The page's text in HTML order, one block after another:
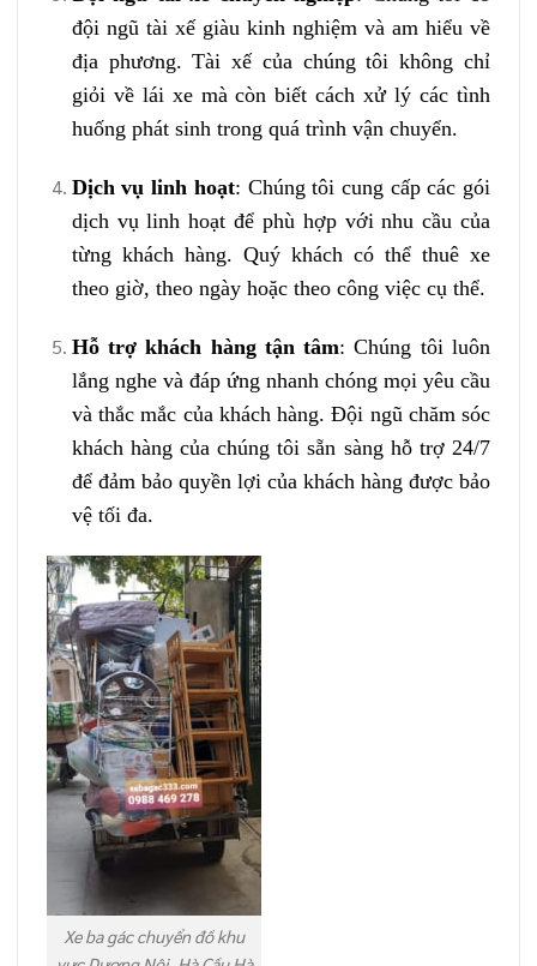
đội ngũ tài xế giàu kinh nghiệm và am hiểu về
địa phương. Tài xế của chúng tôi không chỉ
giỏi về lái xe mà còn biết cách xử lý các tình
huống phát sinh trong quá trình vận chuyển.
Dịch vụ linh hoạt: Chúng tôi cung cấp các gói
dịch vụ linh hoạt để phù hợp với nhu cầu của
từng khách hàng. Quý khách có thể thuê xe
theo giờ, theo ngày hoặc theo công việc cụ thể.
Hỗ trợ khách hàng tận tâm: Chúng tôi luôn
lắng nghe và đáp ứng nhanh chóng mọi yêu cầu
và thắc mắc của khách hàng. Đội ngũ chăm sóc
khách hàng của chúng tôi sẵn sàng hỗ trợ 24/7
để đảm bảo quyền lợi của khách hàng được bảo
vệ tối đa.
Xe ba gác chuyển đồ khu